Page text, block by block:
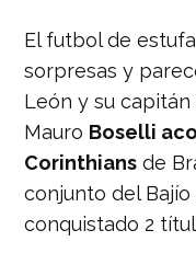
El futbol de
sorpresas y
León y su
Mauro Boselli
Corinthians de
conjunto del
conquistado 2